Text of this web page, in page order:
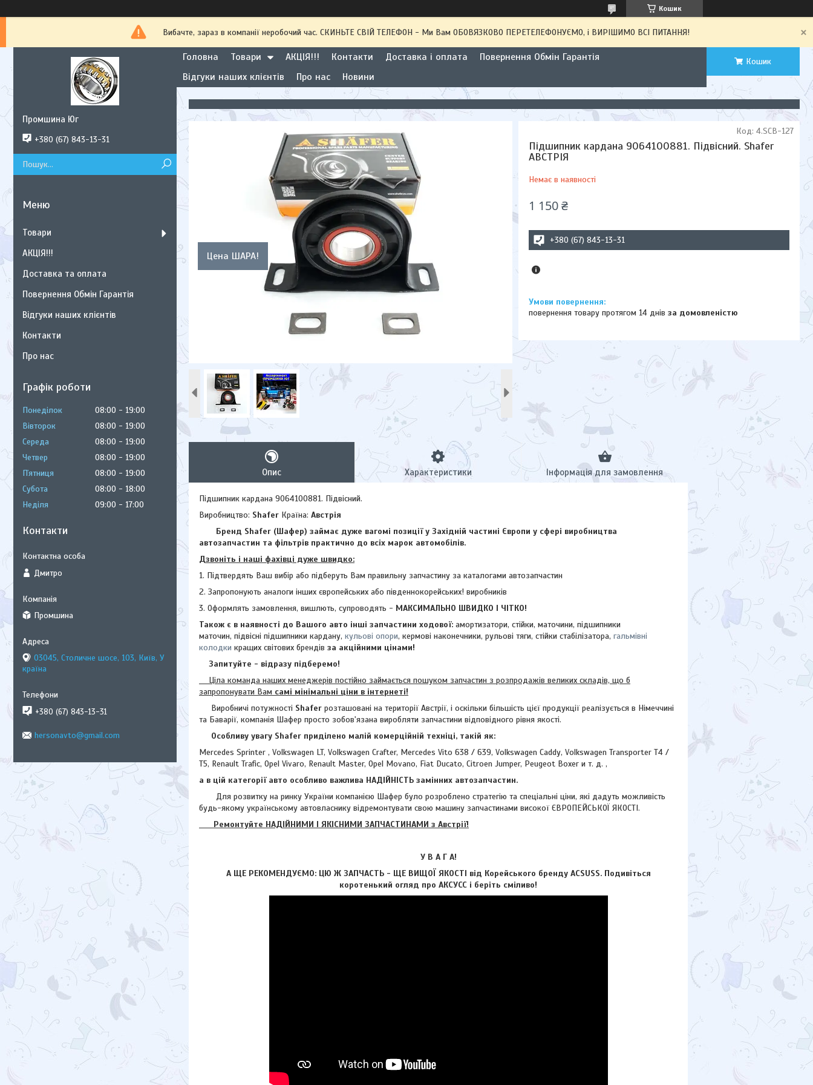
Кошик
Вибачте, зараз в компанії неробочий час. СКИНЬТЕ СВІЙ ТЕЛЕФОН - Ми Вам ОБОВЯЗКОВО ПЕРЕТЕЛЕФОНУЄМО, і ВИРІШИМО ВСІ ПИТАННЯ!
Головна Товари АКЦІЯ!!! Контакти Доставка і оплата
Повернення Обмін Гарантія
Відгуки наших клієнтів
Про нас Новини
Кошик
Цена ШАРА!
Підшипник кардана 9064100881. Підвісний. Shafer
АВСТРІЯ
Немає в наявності
Код: 4.SCB-127
1 150 ₴
+380 (67) 843-13-31
повернення товару протягом 14 днівза домовленістю
Опис Характеристики Інформація для замовлення
Підшипник кардана 9064100881. Підвісний.
Виробництво: Shafer Країна: Австрія
Бренд Shafer (Шафер) займає дуже вагомі позиції у Західній частині Європи у сфері виробництва
автозапчастин та фільтрів практично до всіх марок автомобілів.
Дзвоніть і наші фахівці дуже швидко:
1. Підтвердять Ваш вибір або підберуть Вам правильну запчастину за каталогами автозапчастин
2. Запропонують аналоги інших європейських або південнокорейських! виробників
3. Оформлять замовлення, вишлють, супроводять - МАКСИМАЛЬНО ШВИДКО І ЧІТКО!
Також є в наявності до Вашого авто інші запчастини ходової: амортизатори, стійки, маточини, підшипники
маточин, підвісні підшипники кардану, кульові опори, кермові наконечники, рульові тяги, стійки стабілізатора, гальмівні
колодки кращих світових брендів за акційними цінами!
Запитуйте - відразу підберемо!
Ціла команда наших менеджерів постійно займається пошуком запчастин з розпродажів великих складів, що б
запропонувати Вам самі мінімальні ціни в інтернеті!
Виробничі потужності Shafer розташовані на території Австрії, і оскільки більшість цієї продукції реалізується в Німеччині
та Баварії, компанія Шафер просто зобов'язана виробляти запчастини відповідного рівня якості.
Особливу увагу Shafer приділено малій комерційній техніці, такій як:
Mercedes Sprinter , Volkswagen LT, Volkswagen Crafter, Mercedes Vito 638 / 639, Volkswagen Caddy, Volkswagen Transporter T4 /
T5, Renault Trafic, Opel Vivaro, Renault Master, Opel Movano, Fiat Ducato, Citroen Jumper, Peugeot Boxer и т. д. ,
а в цій категорії авто особливо важлива НАДІЙНІСТЬ замінних автозапчастин.
Для розвитку на ринку України компанією Шафер було розроблено стратегію та спеціальні ціни, які дадуть можливість
будь-якому українському автовласнику відремонтувати свою машину запчастинами високої ЄВРОПЕЙСЬКОЇ ЯКОСТІ.
Ремонтуйте НАДІЙНИМИ І ЯКІСНИМИ ЗАПЧАСТИНАМИ з Австрії!
У В А Г А!
А ЩЕ РЕКОМЕНДУЄМО: ЦЮ Ж ЗАПЧАСТЬ - ЩЕ ВИЩОЇ ЯКОСТІ від Корейського бренду ACSUSS. Подивіться
коротенький огляд про АКСУCC і беріть сміливо!
Промшина Юг
+380 (67) 843-13-31
Товари
АКЦІЯ!!!
Доставка та оплата
Повернення Обмін Гарантія
Відгуки наших клієнтів
Контакти
Про нас
Графік роботи
Понеділок 08:00
19:00
Вівторок
08:00
19:00
Середа
08:00
19:00
Четвер
08:00
19:00
Пʼятниця
08:00
19:00
Субота
08:00
18:00
Неділя
09:00 17:00
Контакти
Дмитро
Промшина
03045, Столичне шосе, 103, Київ, У
країна
+380 (67) 843-13-31
hersonavto@gmail.com